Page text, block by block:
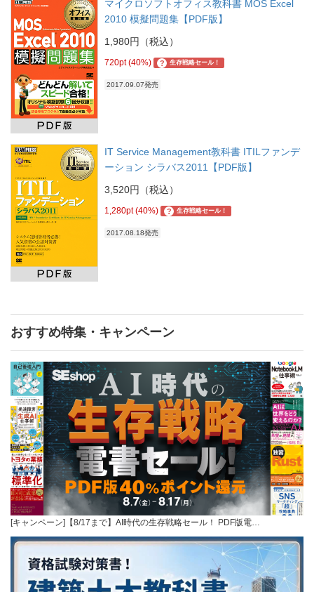
マイクロソフトオフィス教科書 MOS Excel
2010 模擬問題集【PDF版】
1,980円（税込）
720pt (40%) ? 生存戦略セール！
2017.09.07発売
IT Service Management教科書 ITILファンデ
ーション シラバス2011【PDF版】
3,520円（税込）
1,280pt (40%) ? 生存戦略セール！
2017.08.18発売
おすすめ特集・キャンペーン
[キャンペーン]【8/17まで】AI時代の生存戦略セール！ PDF版電…